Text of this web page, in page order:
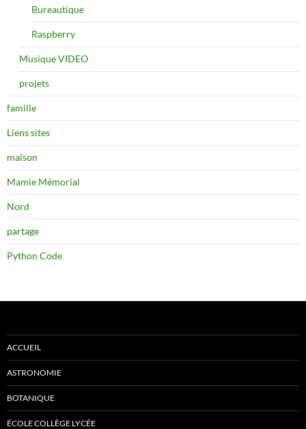
Bureautique
Raspberry
Musique VIDEO
projets
famille
Liens sites
maison
Mamie Mémorial
Nord
partage
Python Code
ACCUEIL
ASTRONOMIE
BOTANIQUE
ÉCOLE COLLÈGE LYCÉE